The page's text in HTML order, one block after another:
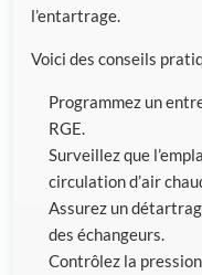
l’entartrage.
Voici des conseils
Programmez un
RGE.
Surveillez que
circulation d’air
Assurez un
des échangeurs.
Contrôlez la